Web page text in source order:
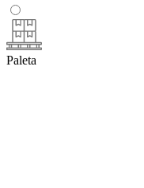
Paleta